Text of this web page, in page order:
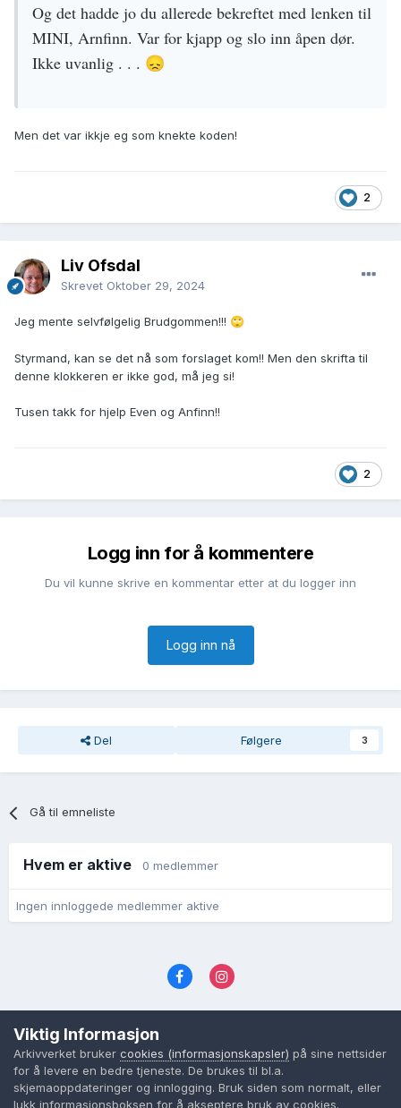
Og det hadde jo du allerede bekreftet med lenken til
MINI, Arnfinn. Var for kjapp og slo inn åpen dør.
Ikke uvanlig . . . 😞
Men det var ikkje eg som knekte koden!
2
Liv Ofsdal
Skrevet Oktober 29, 2024
Jeg mente selvfølgelig Brudgommen!!! 🙄
Styrmand, kan se det nå som forslaget kom!! Men den skrifta til
denne klokkeren er ikke god, må jeg si!
Tusen takk for hjelp Even og Anfinn!!
2
Logg inn for å kommentere
Du vil kunne skrive en kommentar etter at du logger inn
Logg inn nå
Del Følgere 3
Gå til emneliste
Hvem er aktive 0 medlemmer
Ingen innloggede medlemmer aktive
Cookies (informasjonskapsler)
Powered by Invision Community
Viktig Informasjon
Arkivverket bruker cookies (informasjonskapsler) på sine nettsider
for å levere en bedre tjeneste. De brukes til bl.a.
skjemaoppdateringer og innlogging. Bruk siden som normalt, eller
lukk informasjonsboksen for å akseptere bruk av cookies.